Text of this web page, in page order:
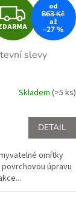
Z
D
A
R
M
A
od
863 Kč
až
–27 %
slevy
Skladem (>5 ks)
DETAIL
omítky
úpravu